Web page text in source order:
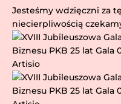
Jesteśmy wdzięczni za
niecierpliwością